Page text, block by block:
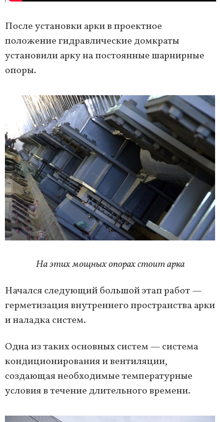
После установки арки в проектное
положение гидравлические домкраты
установили арку на постоянные шарнирные
опоры.
На этих мощных опорах стоит арка
Начался следующий большой этап работ —
герметизация внутреннего пространства арки
и наладка систем.
Одна из таких основных систем — система
кондиционирования и вентиляции,
создающая необходимые температурные
условия в течение длительного времени.